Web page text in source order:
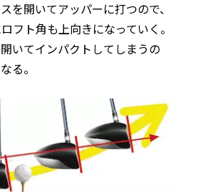
を開いてアッパーに打つので、
フト角も上向きになっていく。
いてインパクトしてしまうの
る。